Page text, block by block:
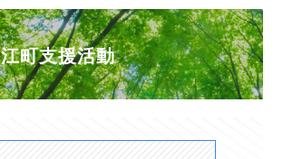
町支援活動